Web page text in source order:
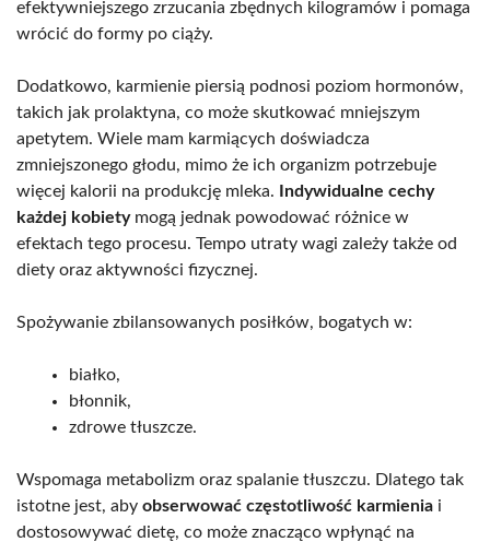
efektywniejszego zrzucania zbędnych kilogramów i pomaga
wrócić do formy po ciąży.
Dodatkowo, karmienie piersią podnosi poziom hormonów,
takich jak prolaktyna, co może skutkować mniejszym
apetytem. Wiele mam karmiących doświadcza
zmniejszonego głodu, mimo że ich organizm potrzebuje
więcej kalorii na produkcję mleka.
Indywidualne cechy
każdej kobietymogą jednak powodować różnice w
efektach tego procesu. Tempo utraty wagi zależy także od
diety oraz aktywności fizycznej.
Spożywanie zbilansowanych posiłków, bogatych w:
białko,
błonnik,
zdrowe tłuszcze.
Wspomaga metabolizm oraz spalanie tłuszczu. Dlatego tak
istotne jest, aby obserwować częstotliwość karmienia i
dostosowywać dietę, co może znacząco wpłynąć na